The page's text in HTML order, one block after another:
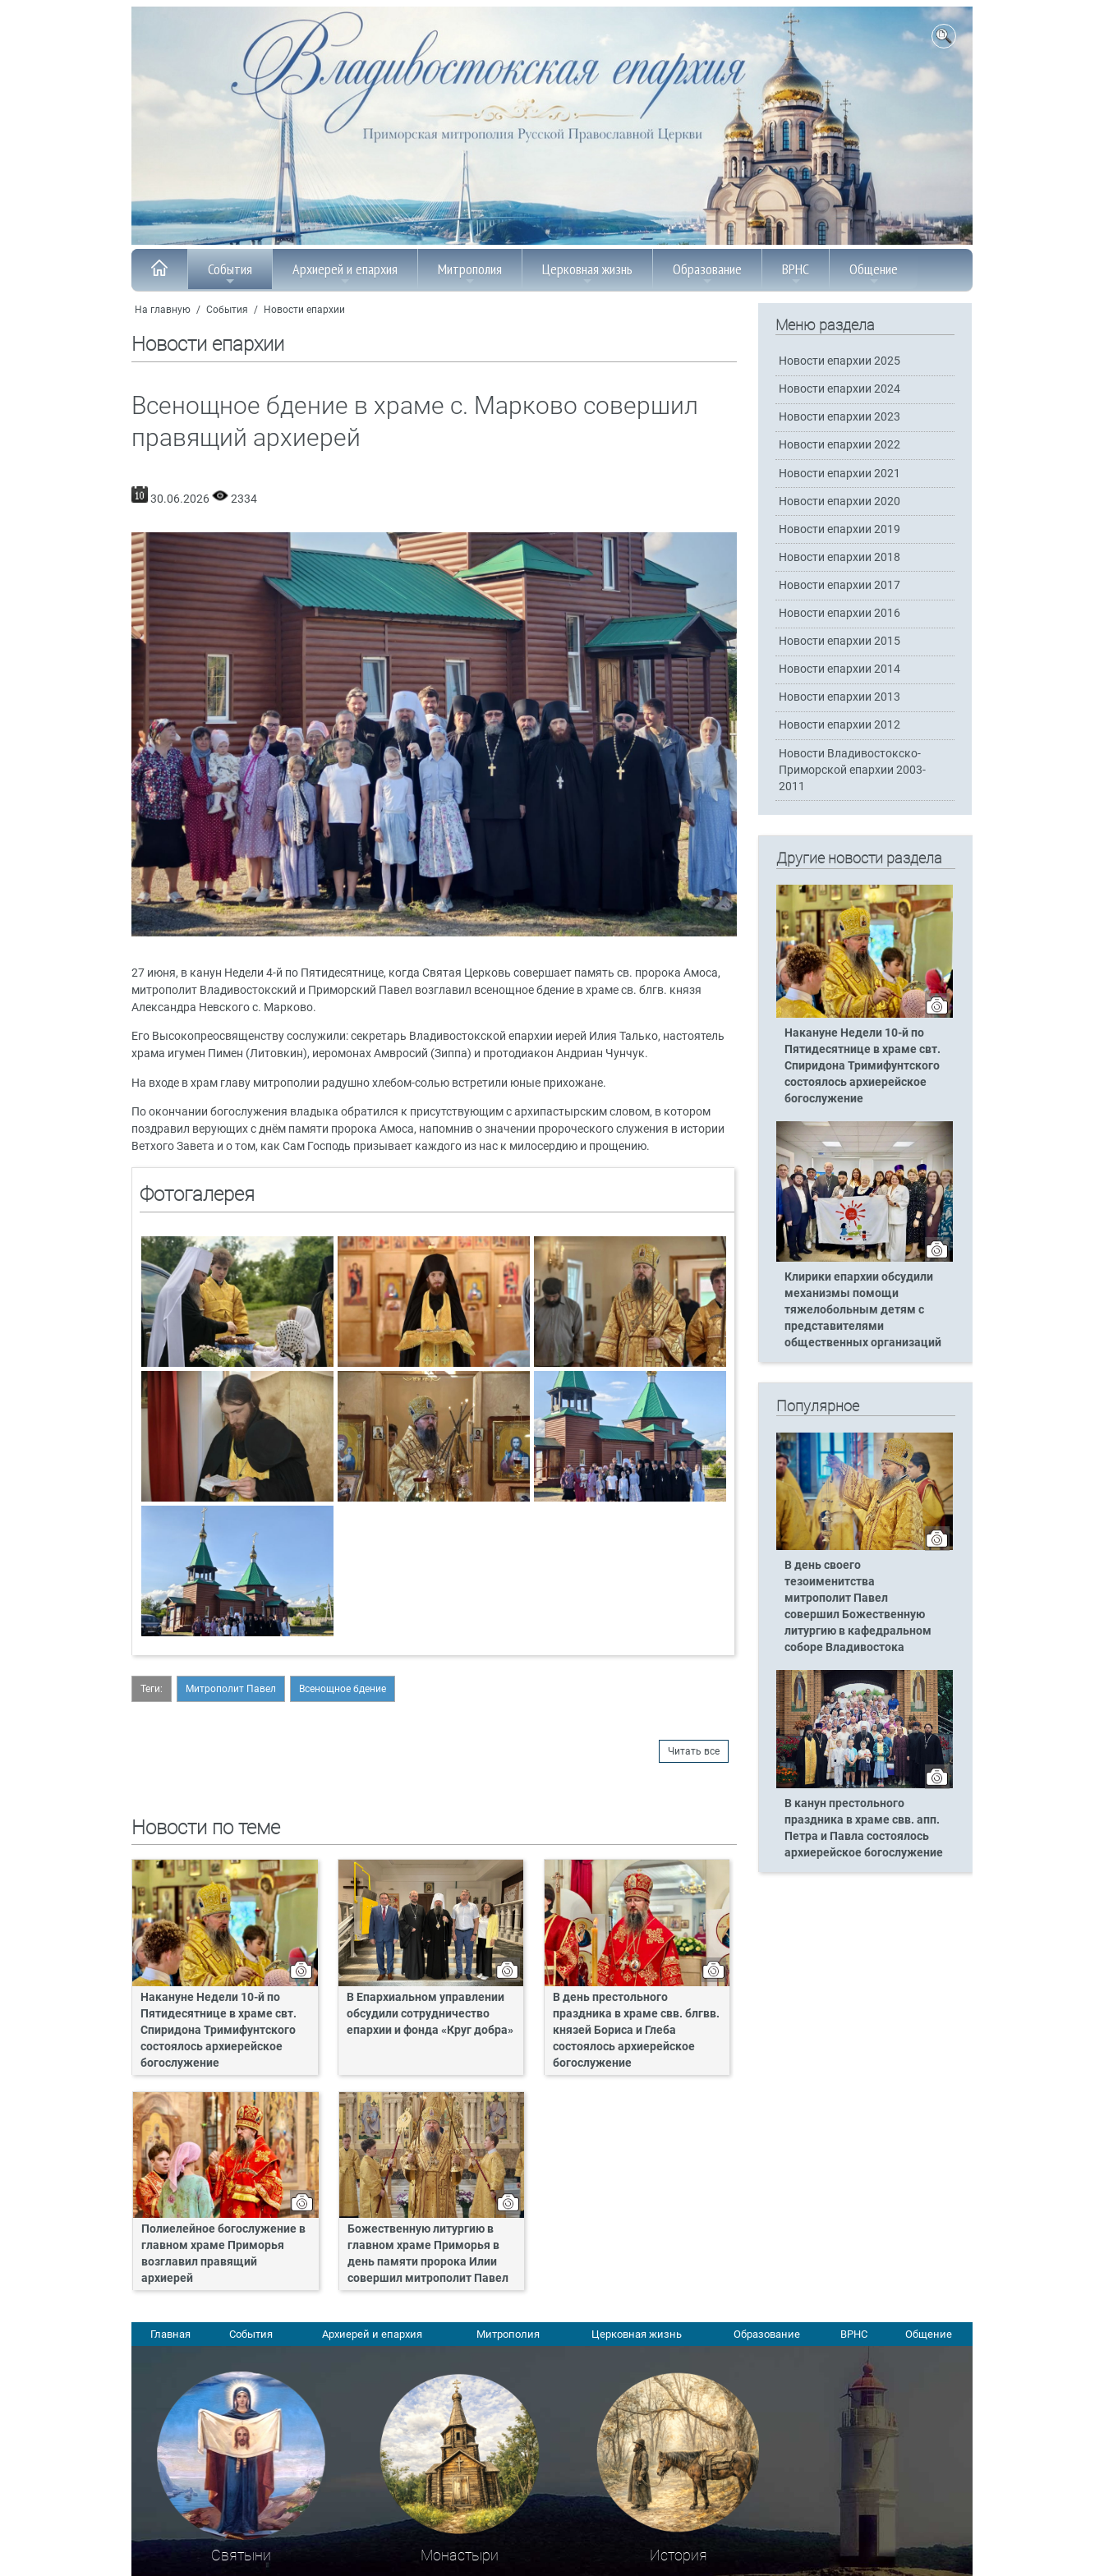
События Архиерей и епархия Митрополия Церковная жизнь Образование ВРНС Общение
На главную / События / Новости епархии
Новости епархии
Всенощное бдение в храме с. Марково совершил
правящий архиерей
30.06.2026 2334
27 июня, в канун Недели 4-й по Пятидесятнице, когда Святая Церковь совершает память св. пророка Амоса,
митрополит Владивостокский и Приморский Павел возглавил всенощное бдение в храме св. блгв. князя
Александра Невского с. Марково.
Его Высокопреосвященству сослужили: секретарь Владивостокской епархии иерей Илия Талько, настоятель
храма игумен Пимен (Литовкин), иеромонах Амвросий (Зиппа) и протодиакон Андриан Чунчук.
На входе в храм главу митрополии радушно хлебом-солью встретили юные прихожане.
По окончании богослужения владыка обратился к присутствующим с архипастырским словом, в котором
поздравил верующих с днём памяти пророка Амоса, напомнив о значении пророческого служения в истории
Ветхого Завета и о том, как Сам Господь призывает каждого из нас к милосердию и прощению.
Фотогалерея
Теги: Митрополит Павел Всенощное бдение
Читать все
Новости по теме
Накануне Недели 10-й по
Пятидесятнице в храме свт.
Спиридона Тримифунтского
состоялось архиерейское
богослужение
В Епархиальном управлении
обсудили сотрудничество
епархии и фонда «Круг добра»
В день престольного
праздника в храме свв. блгвв.
князей Бориса и Глеба
состоялось архиерейское
богослужение
Полиелейное богослужение в
главном храме Приморья
возглавил правящий
архиерей
Божественную литургию в
главном храме Приморья в
день памяти пророка Илии
совершил митрополит Павел
Меню раздела
Новости епархии 2025
Новости епархии 2024
Новости епархии 2023
Новости епархии 2022
Новости епархии 2021
Новости епархии 2020
Новости епархии 2019
Новости епархии 2018
Новости епархии 2017
Новости епархии 2016
Новости епархии 2015
Новости епархии 2014
Новости епархии 2013
Новости епархии 2012
Новости Владивостокско-
Приморской епархии 2003-
2011
Другие новости раздела
Накануне Недели 10-й по
Пятидесятнице в храме свт.
Спиридона Тримифунтского
состоялось архиерейское
богослужение
Клирики епархии обсудили
механизмы помощи
тяжелобольным детям с
представителями
общественных организаций
Популярное
В день своего
тезоименитства
митрополит Павел
совершил Божественную
литургию в кафедральном
соборе Владивостока
В канун престольного
праздника в храме свв. апп.
Петра и Павла состоялось
архиерейское богослужение
Главная События Архиерей и епархия Митрополия Церковная жизнь Образование ВРНС Общение
Святыни Монастыри История